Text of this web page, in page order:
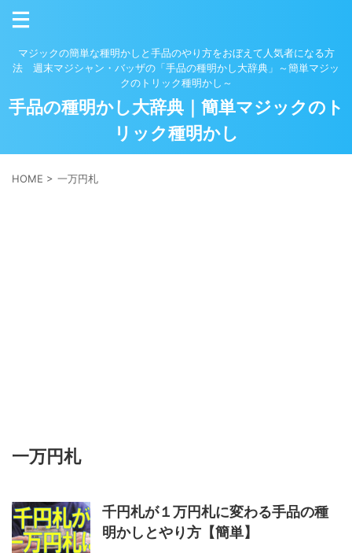
マジックの簡単な種明かしと手品のやり方をおぼえて人気者になる方
法 週末マジシャン・バッザの「手品の種明かし大辞典」～簡単マジッ
クのトリック種明かし～
手品の種明かし大辞典｜簡単マジックのト
リック種明かし
HOME > 一万円札
一万円札
千円札が１万円札に変わる手品の種
明かしとやり方【簡単】